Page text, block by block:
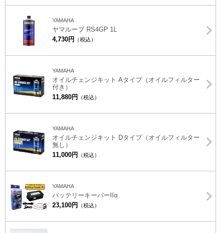
YAMAHA
ヤマルーブ RS4GP 1L
4,730円
（税込）
YAMAHA
オイルチェンジキット Aタイプ（オイルフィルター
付き）
11,880円
（税込）
YAMAHA
オイルチェンジキット Dタイプ（オイルフィルター
無し）
11,000円
（税込）
YAMAHA
バッテリーキーパーIIα
23,100円
（税込）